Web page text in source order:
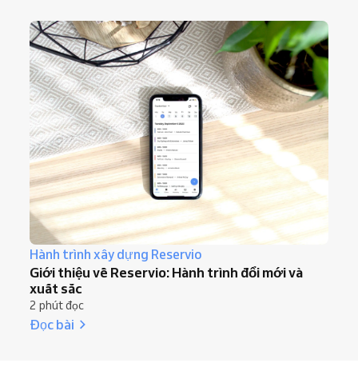
Hành trình xây dựng Reservio
Giới thiệu về Reservio: Hành trình đổi mới và
xuất sắc
2 phút đọc
Đọc bài